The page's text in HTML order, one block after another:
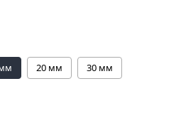
20 мм 30 мм